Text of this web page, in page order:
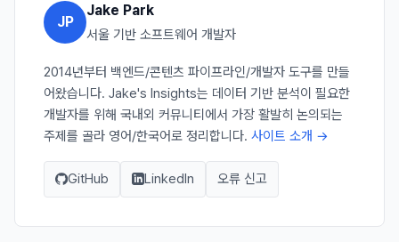
JP
Jake Park
서울 기반 소프트웨어 개발자
2014년부터 백엔드/콘텐츠 파이프라인/개발자 도구를 만들
어왔습니다. Jake's Insights는 데이터 기반 분석이 필요한
개발자를 위해 국내외 커뮤니티에서 가장 활발히 논의되는
주제를 골라 영어/한국어로 정리합니다. 사이트 소개 →
GitHub LinkedIn 오류 신고